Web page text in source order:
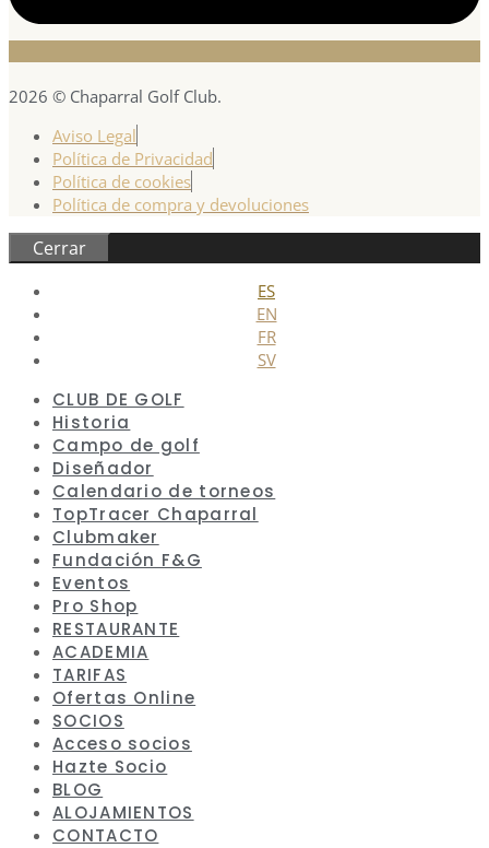
2026 © Chaparral Golf Club.
Aviso Legal
Política de Privacidad
Política de cookies
Política de compra y devoluciones
Cerrar
ES
EN
FR
SV
CLUB DE GOLF
Historia
Campo de golf
Diseñador
Calendario de torneos
TopTracer Chaparral
Clubmaker
Fundación F&G
Eventos
Pro Shop
RESTAURANTE
ACADEMIA
TARIFAS
Ofertas Online
SOCIOS
Acceso socios
Hazte Socio
BLOG
ALOJAMIENTOS
CONTACTO